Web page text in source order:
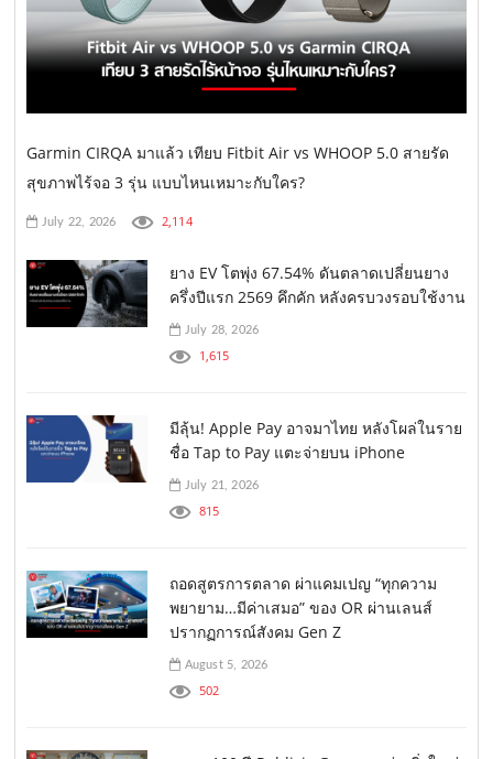
Garmin CIRQA มาแล้ว เทียบ Fitbit Air vs WHOOP 5.0 สายรัด
สุขภาพไร้จอ 3 รุ่น แบบไหนเหมาะกับใคร?
July 22, 2026 2,114
ยาง EV โตพุ่ง 67.54% ดันตลาดเปลี่ยนยาง
ครึ่งปีแรก 2569 คึกคัก หลังครบวงรอบใช้งาน
July 28, 2026
1,615
มีลุ้น! Apple Pay อาจมาไทย หลังโผล่ในราย
ชื่อ Tap to Pay แตะจ่ายบน iPhone
July 21, 2026
815
ถอดสูตรการตลาด ผ่าแคมเปญ “ทุกความ
พยายาม…มีค่าเสมอ” ของ OR ผ่านเลนส์
ปรากฏการณ์สังคม Gen Z
August 5, 2026
502